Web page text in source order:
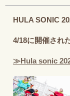
HULA SONIC
4/18に開催され
≫Hula sonic